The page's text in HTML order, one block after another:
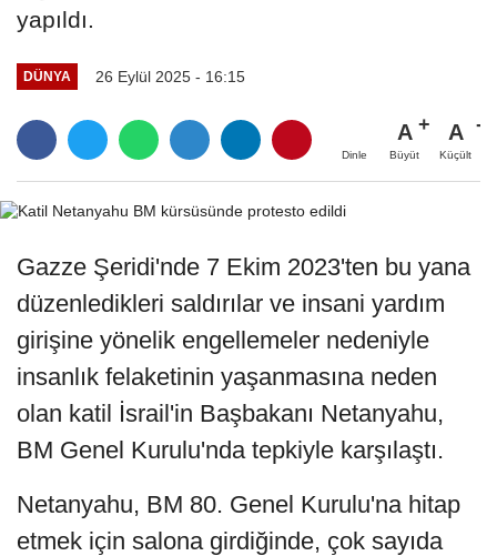
yapıldı.
DÜNYA 26 Eylül 2025 - 16:15
Dinle
A
Büyüt
A
Küçült
Gazze Şeridi'nde 7 Ekim 2023'ten bu yana
düzenledikleri saldırılar ve insani yardım
girişine yönelik engellemeler nedeniyle
insanlık felaketinin yaşanmasına neden
olan katil İsrail'in Başbakanı Netanyahu,
BM Genel Kurulu'nda tepkiyle karşılaştı.
Netanyahu, BM 80. Genel Kurulu'na hitap
etmek için salona girdiğinde, çok sayıda